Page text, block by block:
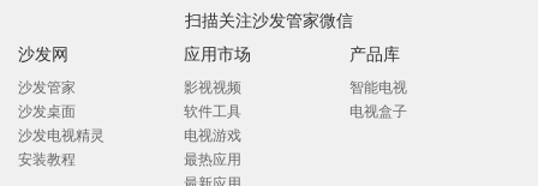
扫描关注沙发管家微信
沙发网
沙发管家
沙发桌面
沙发电视精灵
安装教程
应用市场
影视视频
软件工具
电视游戏
最热应用
产品库
智能电视
电视盒子